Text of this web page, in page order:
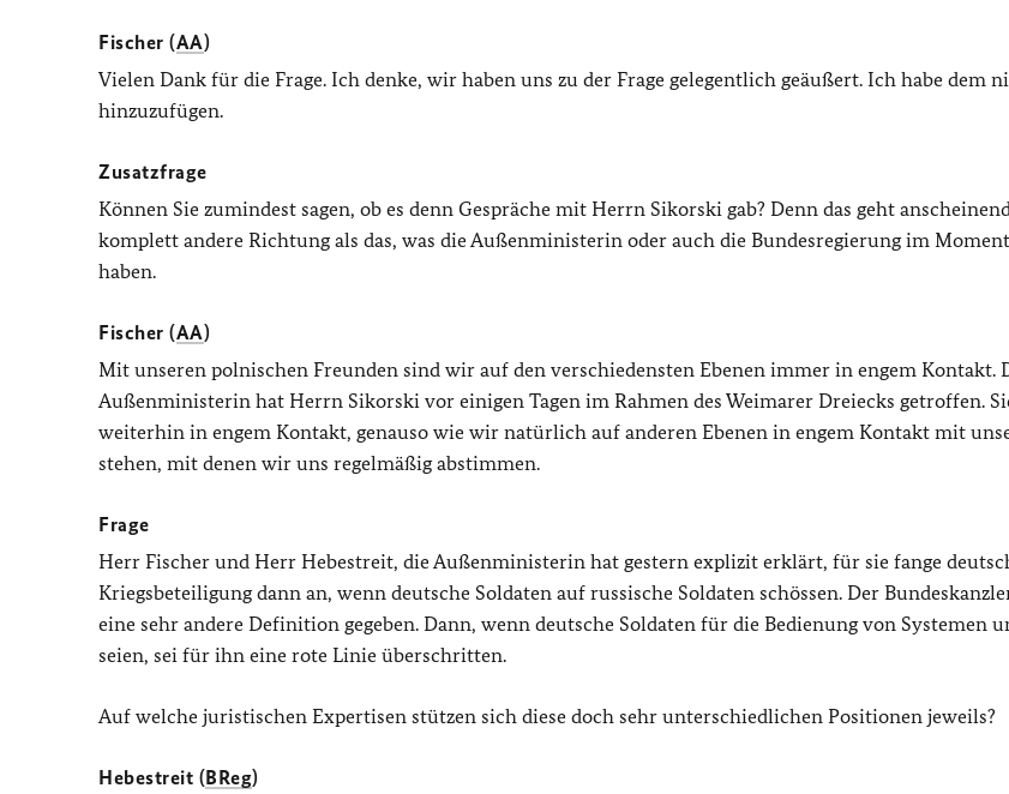
Fischer (AA)
Vielen Dank für die Frage. Ich denke, wir haben uns zu der Frage gelegentlich geäußert. Ich habe dem
hinzuzufügen.
Zusatzfrage
Können Sie zumindest sagen, ob es denn Gespräche mit Herrn Sikorski gab? Denn das geht
komplett andere Richtung als das, was die Außenministerin oder auch die Bundesregierung im
haben.
Fischer (AA)
Mit unseren polnischen Freunden sind wir auf den verschiedensten Ebenen immer in engem Kontakt.
Außenministerin hat Herrn Sikorski vor einigen Tagen im Rahmen des Weimarer Dreiecks getroffen.
weiterhin in engem Kontakt, genauso wie wir natürlich auf anderen Ebenen in engem Kontakt mit
stehen, mit denen wir uns regelmäßig abstimmen.
Frage
Herr Fischer und Herr Hebestreit, die Außenministerin hat gestern explizit erklärt, für sie fange
Kriegsbeteiligung dann an, wenn deutsche Soldaten auf russische Soldaten schössen. Der
eine sehr andere Definition gegeben. Dann, wenn deutsche Soldaten für die Bedienung von Systemen
seien, sei für ihn eine rote Linie überschritten.
Auf welche juristischen Expertisen stützen sich diese doch sehr unterschiedlichen Positionen jeweils?
Hebestreit (BReg)